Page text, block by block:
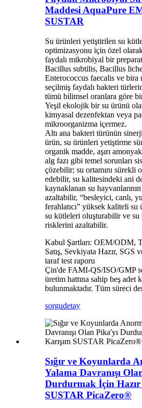
Maddesi AquaPure
SUSTAR
Su ürünleri yetiştirilen su
optimizasyonu için özel
faydalı mikrobiyal bir
Bacillus subtilis, Bacillus
Enterococcus faecalis ve bira
seçilmiş faydalı bakteri
tümü bilimsel oranlara göre
Yeşil ekolojik bir su ürünü
kimyasal dezenfektan veya
mikroorganizma içermez.
Altı ana bakteri türünün
ürün, su ürünleri yetiştirme
organik madde, aşırı
alg fazı gibi temel sorunları
çözebilir; su ortamını sürekli
edebilir, su kalitesindeki ani
kaynaklanan su
azaltabilir, “besleyici, canlı,
ferahlatıcı” yüksek kaliteli
su kütleleri oluşturabilir ve
risklerini azaltabilir.
Kabul Şartları: OEM/ODM,
Satış, Sevkiyata Hazır, SGS
taraf test raporu
Çin'de FAMI-QS/ISO/GMP
üretim hattına sahip beş adet
bulunmaktadır. Tüm süreci
sorgudetay
Sığır ve Koyunlarda
Yalama Davranışı
Durdurmak İçin Hazır
SUSTAR PicaZero®